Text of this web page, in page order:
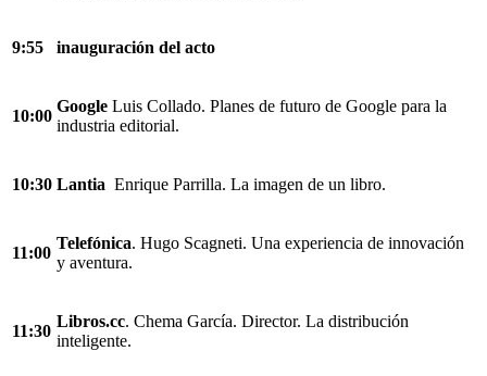
9:55 inauguración del acto
10:00
Google Luis Collado. Planes de futuro de Google para la
industria editorial.
10:30 Lantia Enrique Parrilla. La imagen de un libro.
11:00
Telefónica. Hugo Scagneti. Una experiencia de innovación
y aventura.
11:30
Libros.cc. Chema García. Director. La distribución
inteligente.